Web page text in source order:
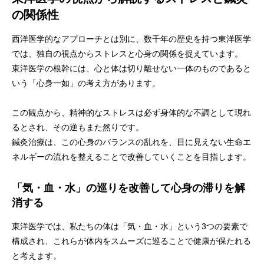
の関係性
西洋医学的なアプローチとは別に、数千年の歴史を持つ東洋医学
では、独自の視点からストレスと心身の関係を捉えています。
東洋医学の根幹には、心と体は切り離せない一体のものであると
いう「心身一如」の考え方があります。
この観点から、精神的なストレスは必ず身体的な不調として現れ
るとされ、その逆もまた然りです。
鍼灸治療は、この心身のバランスの乱れを、目に見えない生命エ
ネルギーの流れを整えることで改善していくことを目指します。
「気・血・水」の巡りを改善して心身の滞りを解
消する
東洋医学では、私たちの体は「気・血・水」という3つの要素で
構成され、これらが体内をスムーズに巡ることで健康が保たれる
と考えます。